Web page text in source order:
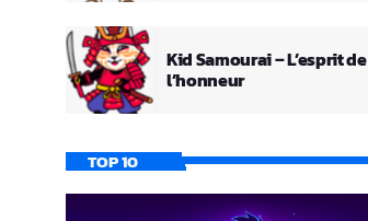
Kid Samourai – L’esprit de
l’honneur
TOP 10